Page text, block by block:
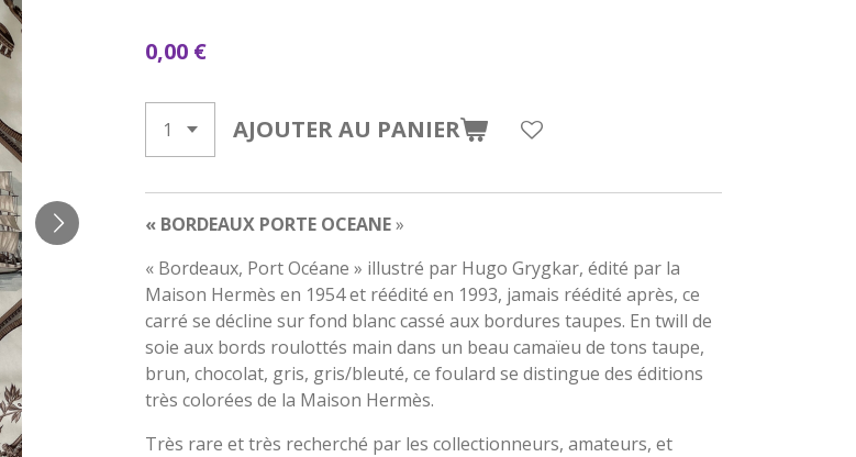
0,00 €
AJOUTER AU PANIER
« BORDEAUX PORTE OCEANE»
« Bordeaux, Port Océane » illustré par Hugo Grygkar, édité par la
Maison Hermès en 1954 et réédité en 1993, jamais réédité après, ce
carré se décline sur fond blanc cassé aux bordures taupes. En twill de
soie aux bords roulottés main dans un beau camaïeu de tons taupe,
brun, chocolat, gris, gris/bleuté, ce foulard se distingue des éditions
très colorées de la Maison Hermès.
Très rare et très recherché par les collectionneurs, amateurs, et